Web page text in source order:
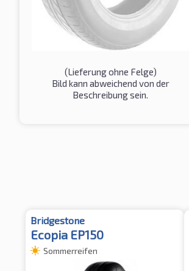
(Lieferung ohne Felge)
Bild kann abweichend von der
Beschreibung sein.
Bridgestone
Ecopia EP150
Sommerreifen